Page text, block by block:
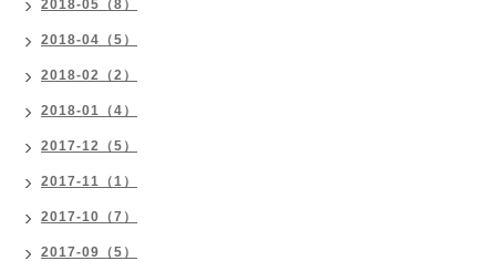
2018-05（8）
2018-04（5）
2018-02（2）
2018-01（4）
2017-12（5）
2017-11（1）
2017-10（7）
2017-09（5）